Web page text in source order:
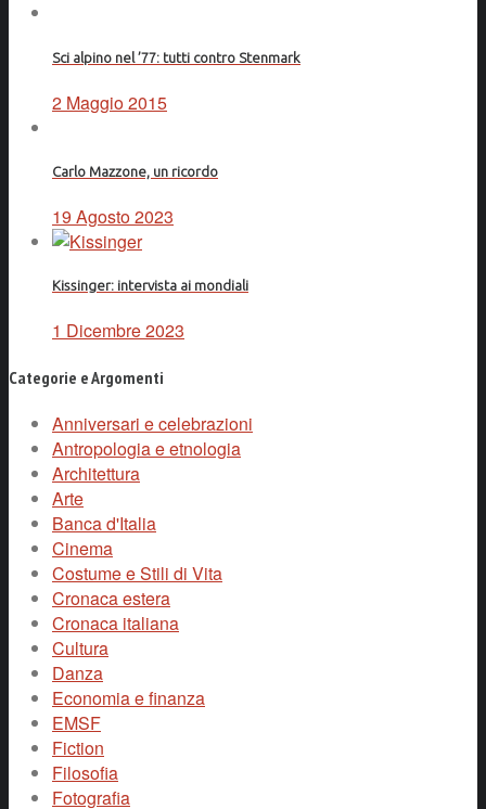
Sci alpino nel ’77: tutti contro Stenmark
2 Maggio 2015
Carlo Mazzone, un ricordo
19 Agosto 2023
Kissinger: intervista ai mondiali
1 Dicembre 2023
Categorie e Argomenti
Anniversari e celebrazioni
Antropologia e etnologia
Architettura
Arte
Banca d'Italia
Cinema
Costume e Stili di Vita
Cronaca estera
Cronaca italiana
Cultura
Danza
Economia e finanza
EMSF
Fiction
Filosofia
Fotografia